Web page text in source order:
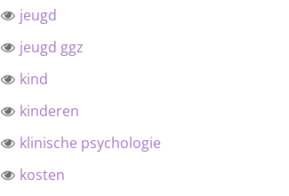
jeugd
jeugd ggz
kind
kinderen
klinische psychologie
kosten